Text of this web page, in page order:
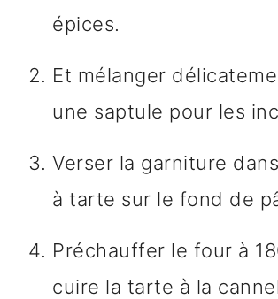
épices.
Et mélanger
une saptule pour les
Verser la garniture
à tarte sur le fond de
Préchauffer le four à
cuire la tarte à la